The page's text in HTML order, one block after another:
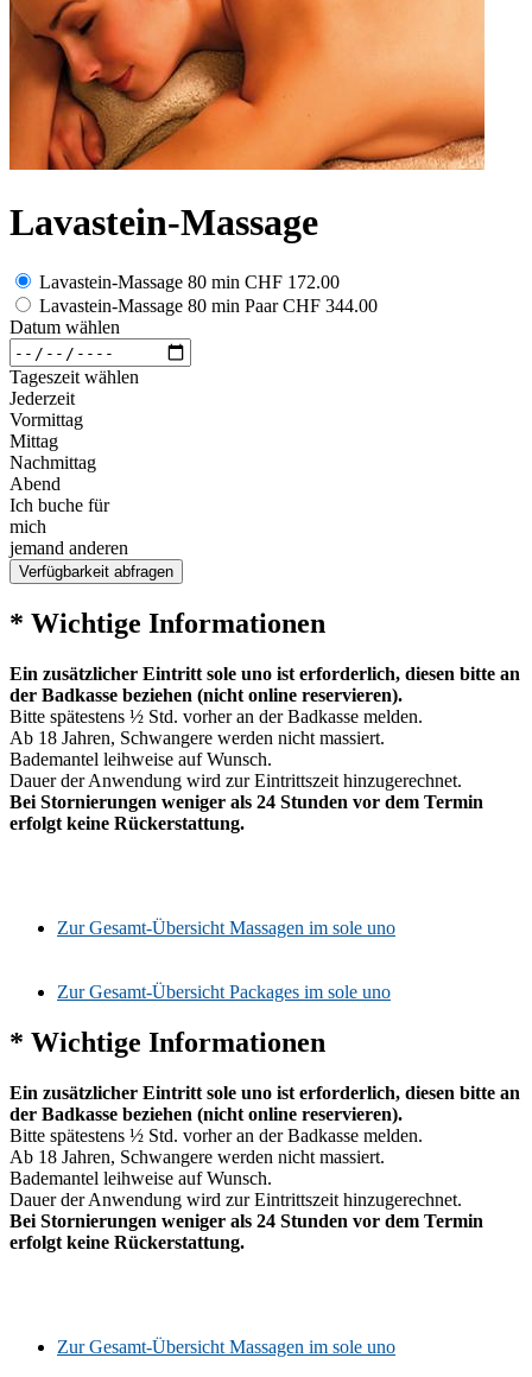
Lavastein-Massage
Lavastein-Massage 80 min CHF 172.00
Lavastein-Massage 80 min Paar CHF 344.00
Datum wählen
Tageszeit wählen
Jederzeit
Vormittag
Mittag
Nachmittag
Abend
Ich buche für
mich
jemand anderen
Verfügbarkeit abfragen
* Wichtige Informationen
Ein zusätzlicher Eintritt sole uno ist erforderlich, diesen bitte an
der Badkasse beziehen (nicht online reservieren).
Bitte spätestens ½ Std. vorher an der Badkasse melden.
Ab 18 Jahren, Schwangere werden nicht massiert.
Bademantel leihweise auf Wunsch.
Dauer der Anwendung wird zur Eintrittszeit hinzugerechnet.
Bei Stornierungen weniger als 24 Stunden vor dem Termin
erfolgt keine Rückerstattung.
Zur Gesamt-Übersicht Massagen im sole uno
Zur Gesamt-Übersicht Packages im sole uno
* Wichtige Informationen
Ein zusätzlicher Eintritt sole uno ist erforderlich, diesen bitte an
der Badkasse beziehen (nicht online reservieren).
Bitte spätestens ½ Std. vorher an der Badkasse melden.
Ab 18 Jahren, Schwangere werden nicht massiert.
Bademantel leihweise auf Wunsch.
Dauer der Anwendung wird zur Eintrittszeit hinzugerechnet.
Bei Stornierungen weniger als 24 Stunden vor dem Termin
erfolgt keine Rückerstattung.
Zur Gesamt-Übersicht Massagen im sole uno